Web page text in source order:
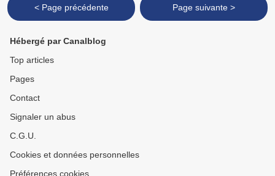
< Page précédente Page suivante >
Hébergé par Canalblog
Top articles
Pages
Contact
Signaler un abus
C.G.U.
Cookies et données personnelles
Préférences cookies